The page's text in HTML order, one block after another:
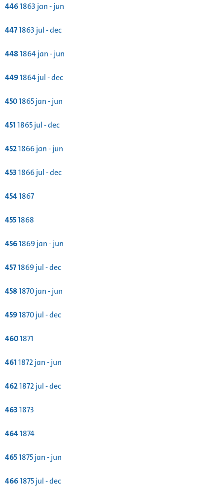
4461863 jan - jun
4471863 jul - dec
4481864 jan - jun
4491864 jul - dec
4501865 jan - jun
4511865 jul - dec
4521866 jan - jun
4531866 jul - dec
4541867
4551868
4561869 jan - jun
4571869 jul - dec
4581870 jan - jun
4591870 jul - dec
4601871
4611872 jan - jun
4621872 jul - dec
4631873
4641874
4651875 jan - jun
4661875 jul - dec